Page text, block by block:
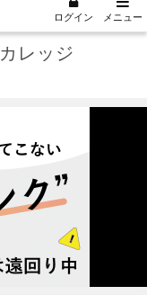
ログイン メニュー
レッジ